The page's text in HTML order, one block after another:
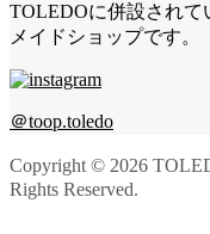
TOLEDOに併設されて
メイドショップです。
＠toop.toledo
Copyright © 2026
Rights Reserved.